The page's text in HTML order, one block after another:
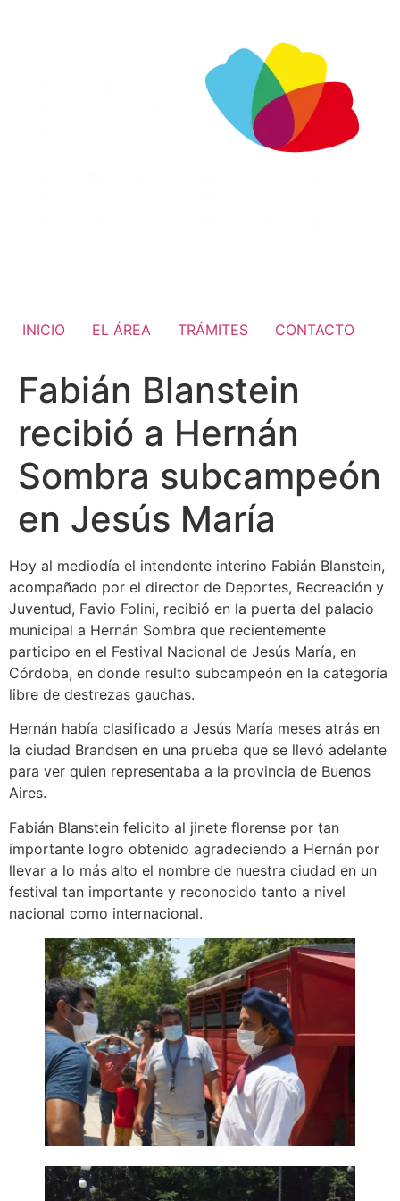
INICIO EL ÁREA TRÁMITES CONTACTO
Fabián Blanstein
recibió a Hernán
Sombra subcampeón
en Jesús María
Hoy al mediodía el intendente interino Fabián Blanstein,
acompañado por el director de Deportes, Recreación y
Juventud, Favio Folini, recibió en la puerta del palacio
municipal a Hernán Sombra que recientemente
participo en el Festival Nacional de Jesús María, en
Córdoba, en donde resulto subcampeón en la categoría
libre de destrezas gauchas.
Hernán había clasificado a Jesús María meses atrás en
la ciudad Brandsen en una prueba que se llevó adelante
para ver quien representaba a la provincia de Buenos
Aires.
Fabián Blanstein felicito al jinete florense por tan
importante logro obtenido agradeciendo a Hernán por
llevar a lo más alto el nombre de nuestra ciudad en un
festival tan importante y reconocido tanto a nivel
nacional como internacional.